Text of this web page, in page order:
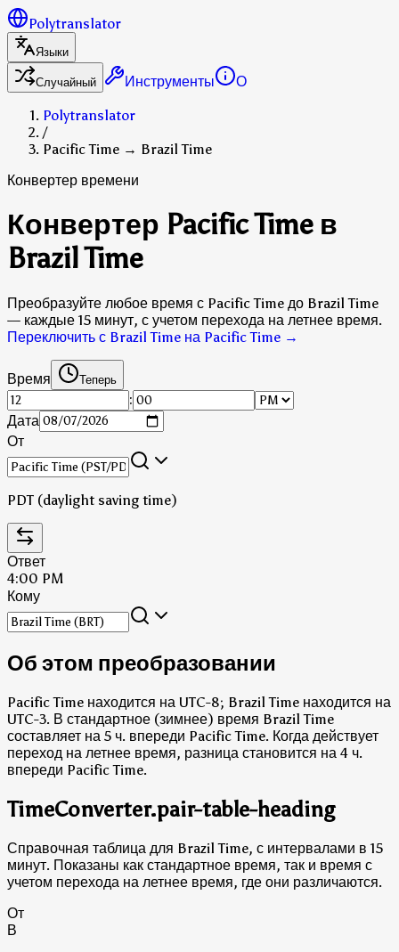
Polytranslator
Языки
Случайный
Инструменты
О
Polytranslator
/
Pacific Time → Brazil Time
Конвертер времени
Конвертер Pacific Time в
Brazil Time
Преобразуйте любое время с Pacific Time до Brazil Time
— каждые 15 минут, с учетом перехода на летнее время.
Переключить с Brazil Time на Pacific Time →
Время Теперь
:
Дата
От
PDT (daylight saving time)
Ответ
4:00 PM
Кому
Об этом преобразовании
Pacific Time находится на UTC-8; Brazil Time находится на
UTC-3. В стандартное (зимнее) время Brazil Time
составляет на 5 ч. впереди Pacific Time. Когда действует
переход на летнее время, разница становится на 4 ч.
впереди Pacific Time.
TimeConverter.pair-table-heading
Справочная таблица для Brazil Time, с интервалами в 15
минут. Показаны как стандартное время, так и время с
учетом перехода на летнее время, где они различаются.
От
В